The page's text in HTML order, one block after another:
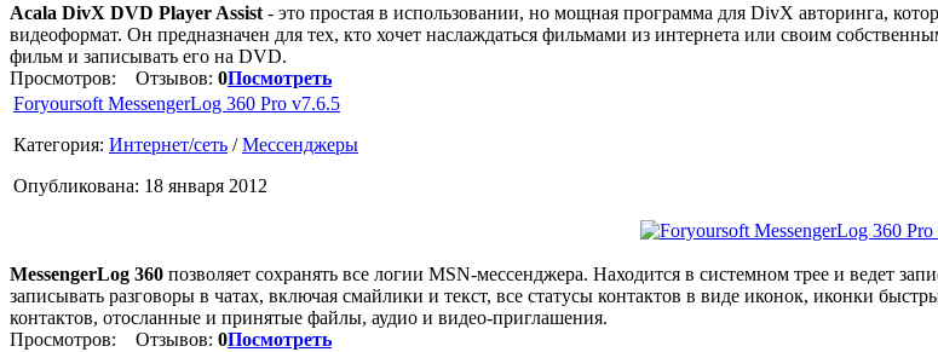
Acala DivX DVD Player Assist - это простая в использовании, но мощная программа для DivX авторинга,
видеоформат. Он предназначен для тех, кто хочет наслаждаться фильмами из интернета или своим
фильм и записывать его на DVD.
Просмотров:
Отзывов: 0Посмотреть
Foryoursoft MessengerLog 360 Pro v7.6.5
Категория: Интернет/сеть /Мессенджеры
Опубликована: 18 января 2012
MessengerLog 360 позволяет сохранять все логии MSN-мессенджера. Находится в системном трее и ведет
записывать разговоры в чатах, включая смайлики и текст, все статусы контактов в виде иконок, иконки
контактов, отосланные и принятые файлы, аудио и видео-приглашения.
Просмотров:
Отзывов: 0Посмотреть